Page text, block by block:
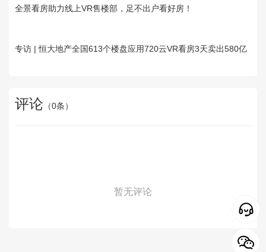
全景看房助力线上VR售楼部，足不出户看好房！
专访 | 恒大地产全国613个楼盘应用720云VR看房3天卖出580亿
评论 （0条）
暂无评论